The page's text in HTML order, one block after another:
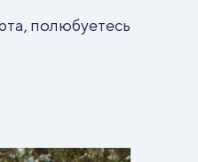
полюбуетесь